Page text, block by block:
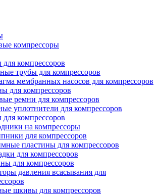
компрессоры
для компрессоров
трубы для компрессоров
мембранных насосов для компрессоров
для компрессоров
ремни для компрессоров
уплотнители для компрессоров
компрессоров
на компрессоры
для компрессоров
пластины для компрессоров
для компрессоров
для компрессоров
давления всасывания для
шкивы для компрессоров